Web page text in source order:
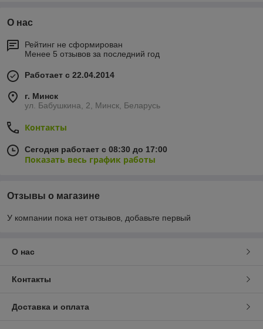
О нас
Рейтинг не сформирован
Менее 5 отзывов за последний год
Работает с 22.04.2014
г. Минск
ул. Бабушкина, 2, Минск, Беларусь
Контакты
Сегодня работает с 08:30 до 17:00
Показать весь график работы
Отзывы о магазине
У компании пока нет отзывов, добавьте первый
О нас
Контакты
Доставка и оплата